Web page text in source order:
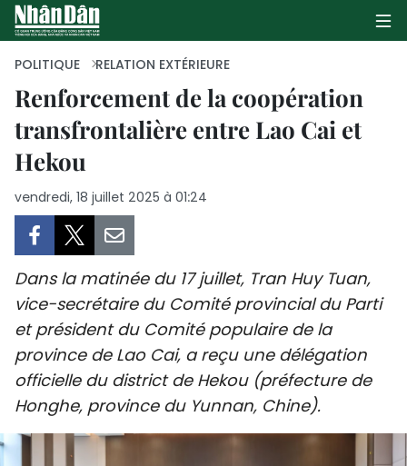
PAGE D'ACCUEIL
CULTURE
TOURISME
ENVIRONNEMENT
SPORT
POLITIQUE RELATION EXTÉRIEURE
Renforcement de la coopération
transfrontalière entre Lao Cai et
Hekou
vendredi, 18 juillet 2025 à 01:24
Dans la matinée du 17 juillet, Tran Huy Tuan,
vice-secrétaire du Comité provincial du Parti
et président du Comité populaire de la
province de Lao Cai, a reçu une délégation
officielle du district de Hekou (préfecture de
Honghe, province du Yunnan, Chine).